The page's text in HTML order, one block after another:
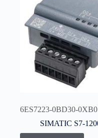
6ES7223-0BD30-0XB0
SIMATIC S7-